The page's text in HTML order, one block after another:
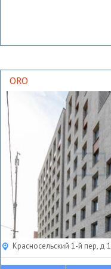
ORO
Красносельский 1-й пер, д